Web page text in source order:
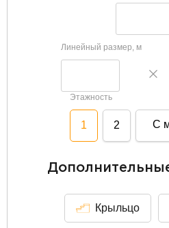
Линейный размер, м
Этажность
1 2 С
Крыльцо